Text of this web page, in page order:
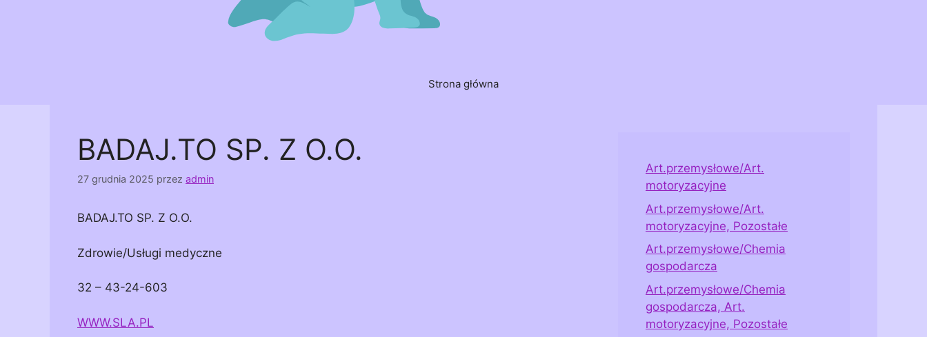
Strona główna
BADAJ.TO SP. Z O.O.
27 grudnia 2025 przez admin
BADAJ.TO SP. Z O.O.
Zdrowie/Usługi medyczne
32 – 43-24-603
WWW.SLA.PL
Art.przemysłowe/Art.
motoryzacyjne
Art.przemysłowe/Art.
motoryzacyjne, Pozostałe
Art.przemysłowe/Chemia
gospodarcza
Art.przemysłowe/Chemia
gospodarcza, Art.
motoryzacyjne, Pozostałe